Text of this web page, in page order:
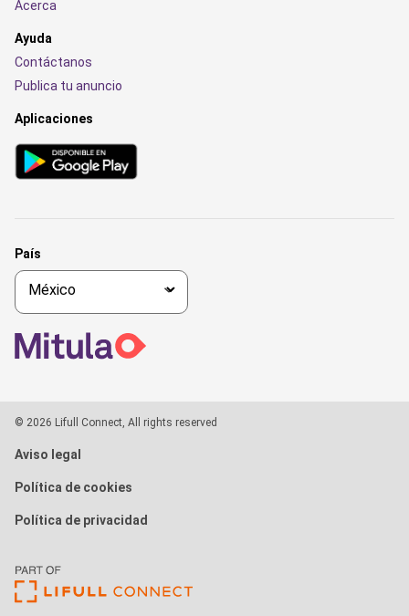
Acerca
Ayuda
Contáctanos
Publica tu anuncio
Aplicaciones
País
© 2026 Lifull Connect, All rights reserved
Aviso legal
Política de cookies
Política de privacidad